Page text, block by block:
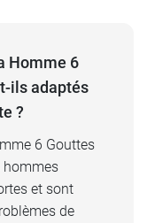
Homme 6
ils adaptés
?
6 Gouttes
hommes
et sont
de